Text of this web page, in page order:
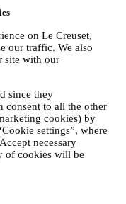
on Le Creuset,
our traffic. We also
site with our
since they
consent to all the other
cookies) by
settings”, where
necessary
of cookies will be
OCH
VÅRA
för att hantera vårt
via webbplatsen
efter avslutat köp
Vi kanske måste
syfte i
dig, t. ex. bland annat
av kontokort,
systemtest, underhåll
det hända att vi
eller
för att skicka dig